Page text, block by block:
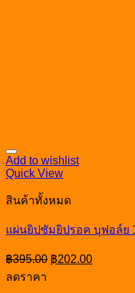
Add to wishlist
Quick View
สินค้าทั้งหมด
แผ่นยิปซัมยิปรอค บุฟอล์ย
฿395.00 Original
price
฿202.00Current
price
ลดราคา